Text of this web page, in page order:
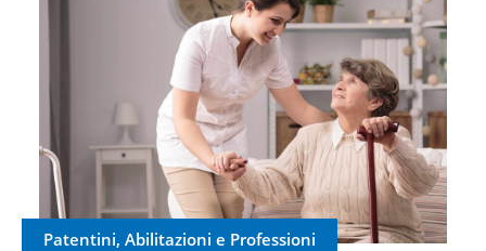
Patentini, Abilitazioni e Professioni